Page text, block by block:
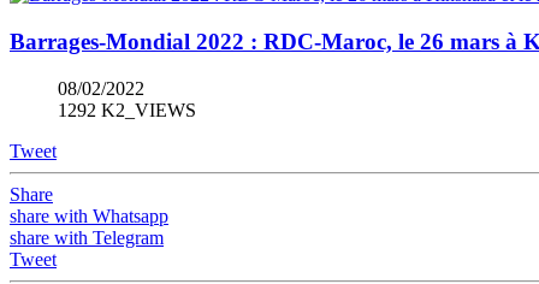
Barrages-Mondial 2022 : RDC-Maroc, le 26 mars à
08/02/2022
1292 K2_VIEWS
Tweet
Share
share with Whatsapp
share with Telegram
Tweet